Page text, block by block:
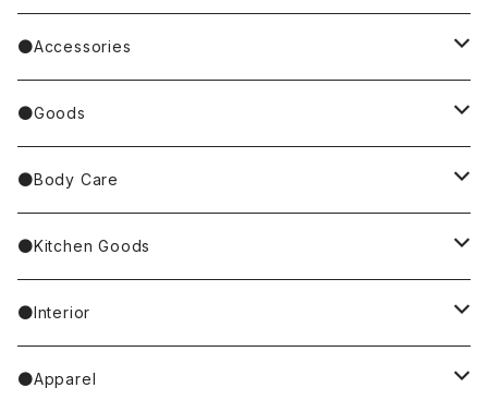
BAREFOOT
Richard Scarry/リチャード・スキャリー
Palnart Poc
4F Palnart Poc（cat）
Hannah Turner
Casselini/HEY! Mrs ROSE
Goma
Garfield
BETTY BOOP
PINGU
ノンタン
SNOOPY／スヌーピー
dog／犬
rabbit／うさぎ
Bag
Tote Bag
Other Bag
Pouch
Handkerchief／Towel／TENUGUI
Socks
Stole／Muffler
Glove／Arm cover
●Accessories
earrings／ピアス
clip on earrings／イヤリング
ear cuff／イヤーカフ
necklace／ネックレス
ring／リング
●Goods
Mirror
ornaments／accessory case
toys／stuffed toy
stationery
●Body Care
hand soap
hand cream
bar soap
●Kitchen Goods
tableware
placemat
●Interior
room shoes
●Apparel